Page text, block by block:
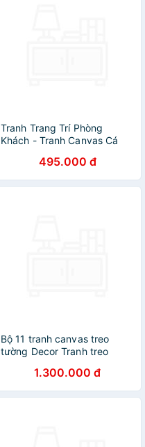
Tranh Trang Trí Phòng
Khách - Tranh Canvas Cá
495.000 đ
Bộ 11 tranh canvas treo
tường Decor Tranh treo
1.300.000 đ